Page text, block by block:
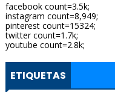
facebook count=3.5k;
instagram count=8,949;
pinterest count=15324;
twitter count=1.7k;
youtube count=2.8k;
ETIQUETAS